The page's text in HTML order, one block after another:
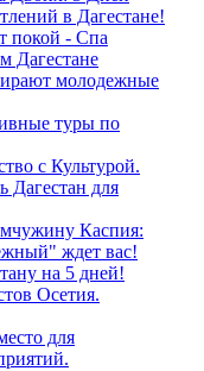
в Дагестане!
покой - Спа
Дагестане
молодежные
туры по
с Культурой.
Дагестан для
Каспия:
ждет вас!
на 5 дней!
Осетия.
для